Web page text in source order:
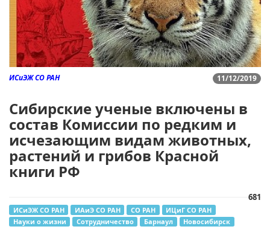
11/12/2019
ИСиЭЖ СО РАН
Сибирские ученые включены в
состав Комиссии по редким и
исчезающим видам животных,
растений и грибов Красной
книги РФ
681
ИСиЭЖ СО РАН ИАиЭ СО РАН СО РАН
ИЦиГ СО РАН
Науки о жизни
Сотрудничество Барнаул Новосибирск